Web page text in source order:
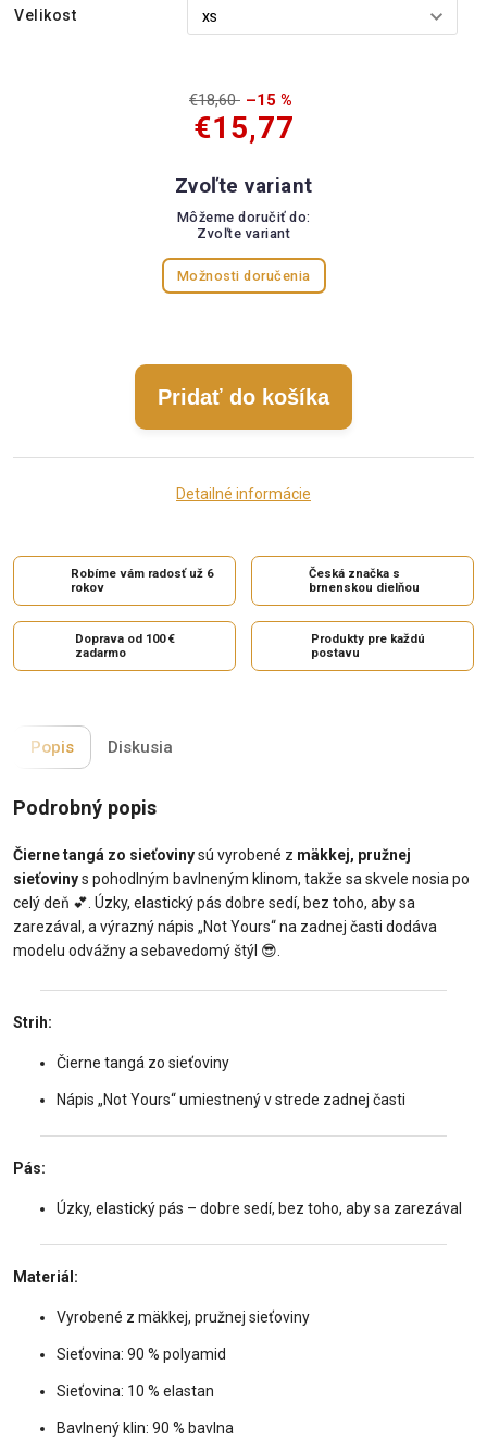
Velikost
€18,60 –15 %
€15,77
Zvoľte variant
Môžeme doručiť do:
Zvoľte variant
Možnosti doručenia
Pridať do košíka
Detailné informácie
Robíme vám radosť už 6
rokov
Česká značka s
brnenskou dielňou
Doprava od 100 €
zadarmo
Produkty pre každú
postavu
Popis Diskusia
Podrobný popis
Čierne tangá zo sieťovinysú vyrobené z mäkkej, pružnej
sieťovinys pohodlným bavlneným klinom, takže sa skvele nosia po
celý deň 💕 . Úzky, elastický pás dobre sedí, bez toho, aby sa
zarezával, a výrazný nápis „Not Yours“ na zadnej časti dodáva
modelu odvážny a sebavedomý štýl 😎
Strih:
Čierne tangá zo sieťoviny
Nápis „Not Yours“ umiestnený v strede zadnej časti
Pás:
Úzky, elastický pás – dobre sedí, bez toho, aby sa zarezával
Materiál:
Vyrobené z mäkkej, pružnej sieťoviny
Sieťovina: 90 % polyamid
Sieťovina: 10 % elastan
Bavlnený klin: 90 % bavlna